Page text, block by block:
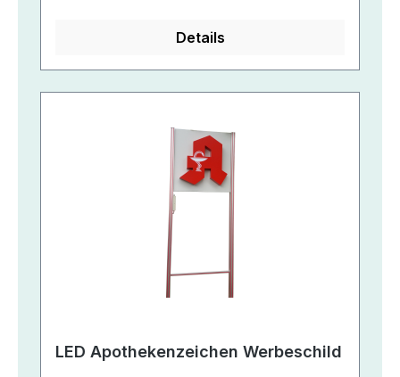
Details
LED Apothekenzeichen Werbeschild